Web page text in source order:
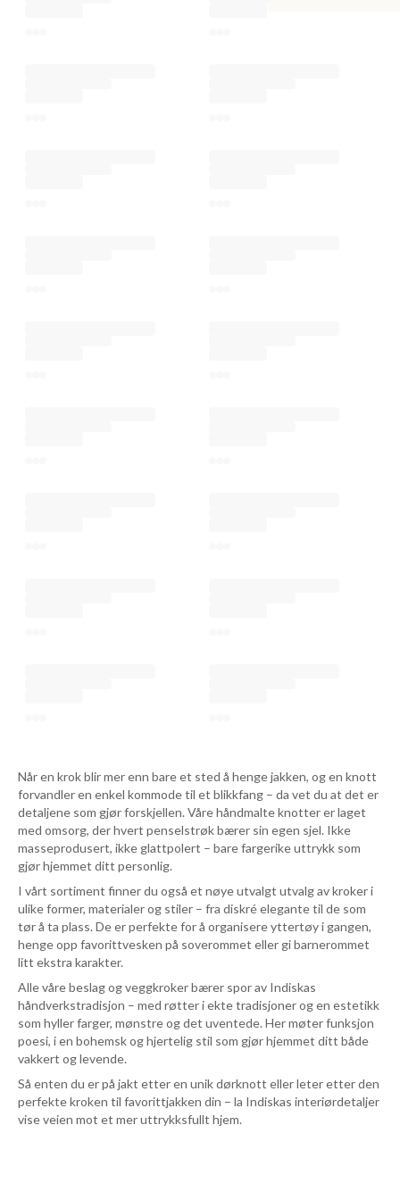
Når en krok blir mer enn bare et sted å henge jakken, og en knott
forvandler en enkel kommode til et blikkfang – da vet du at det er
detaljene som gjør forskjellen. Våre håndmalte knotter er laget
med omsorg, der hvert penselstrøk bærer sin egen sjel. Ikke
masseprodusert, ikke glattpolert – bare fargerike uttrykk som
gjør hjemmet ditt personlig.
I vårt sortiment finner du også et nøye utvalgt utvalg av kroker i
ulike former, materialer og stiler – fra diskré elegante til de som
tør å ta plass. De er perfekte for å organisere yttertøy i gangen,
henge opp favorittvesken på soverommet eller gi barnerommet
litt ekstra karakter.
Alle våre beslag og veggkroker bærer spor av Indiskas
håndverkstradisjon – med røtter i ekte tradisjoner og en estetikk
som hyller farger, mønstre og det uventede. Her møter funksjon
poesi, i en bohemsk og hjertelig stil som gjør hjemmet ditt både
vakkert og levende.
Så enten du er på jakt etter en unik dørknott eller leter etter den
perfekte kroken til favorittjakken din – la Indiskas interiørdetaljer
vise veien mot et mer uttrykksfullt hjem.